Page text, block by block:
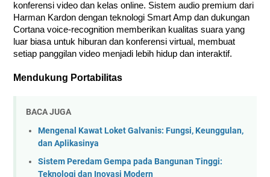
konferensi video dan kelas online. Sistem audio premium dari
Harman Kardon dengan teknologi Smart Amp dan dukungan
Cortana voice-recognition memberikan kualitas suara yang
luar biasa untuk hiburan dan konferensi virtual, membuat
setiap panggilan video menjadi lebih hidup dan interaktif.
Mendukung Portabilitas
BACA JUGA
Mengenal Kawat Loket Galvanis: Fungsi, Keunggulan,
dan Aplikasinya
Sistem Peredam Gempa pada Bangunan Tinggi:
Teknologi dan Inovasi Modern